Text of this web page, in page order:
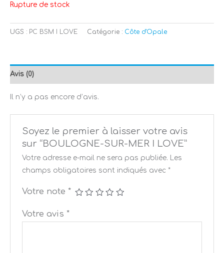
Rupture de stock
UGS : PC BSM I LOVE Catégorie : Côte d'Opale
Avis (0)
Il n’y a pas encore d’avis.
Soyez le premier à laisser votre avis
sur “BOULOGNE-SUR-MER I LOVE”
Votre adresse e-mail ne sera pas publiée. Les
champs obligatoires sont indiqués avec *
Votre note *
Votre avis *